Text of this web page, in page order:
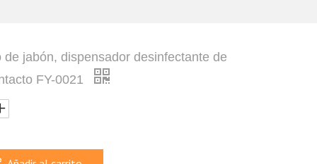
jabón, dispensador desinfectante de
FY-0021